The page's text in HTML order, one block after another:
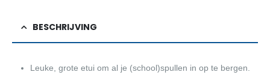
BESCHRIJVING
Leuke, grote etui om al je (school)spullen in op te bergen.